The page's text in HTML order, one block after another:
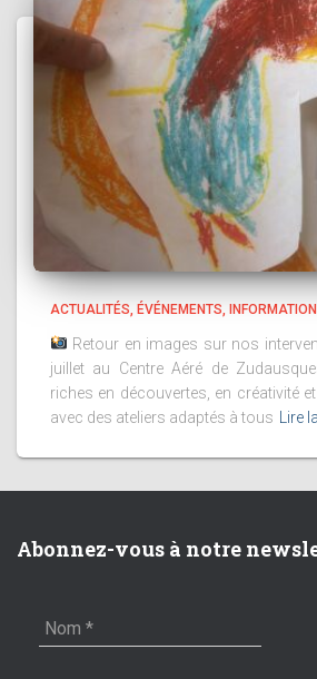
ACTUALITÉS ÉVÉNEMENTS
Retour en images sur nos
juillet au Centre Aéré de
riches en découvertes, en créativité
avec des ateliers adaptés à tous
Lire
Abonnez-vous à notre